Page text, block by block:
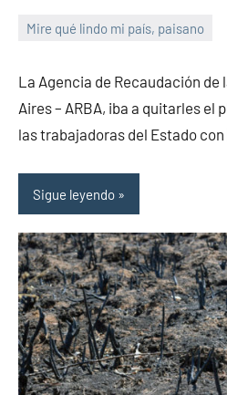
Mire qué lindo mi país, paisano
PuroChamuyo
comentarios
La Agencia de Recaudación de
Aires – ARBA, iba a quitarles el
las trabajadoras del Estado
Sigue leyendo